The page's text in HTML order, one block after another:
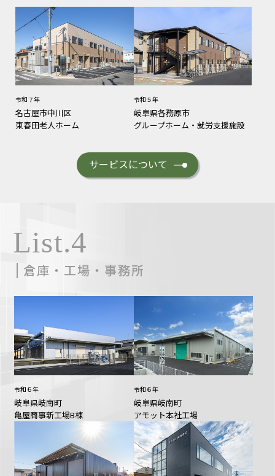
令和７年
名古屋市中川区
東春田老人ホーム
令和５年
岐阜県各務原市
グループホーム・就労支援施設
サービスについて
List.4
倉庫・工場・事務所
令和６年
岐阜県岐南町
亀屋商事新工場B棟
令和６年
岐阜県岐南町
アモット本社工場